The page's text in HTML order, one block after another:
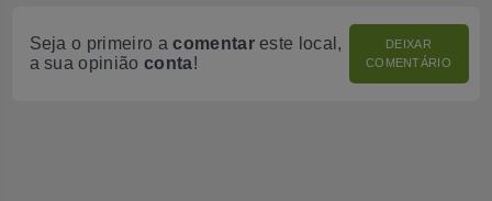
Seja o primeiro acomentareste local,
a sua opinião conta!
DEIXAR
COMENTÁRIO